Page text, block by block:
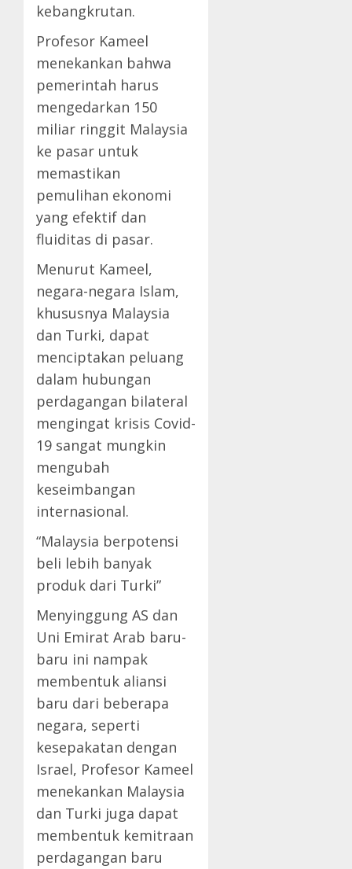
kebangkrutan.
Profesor Kameel
menekankan bahwa
pemerintah harus
mengedarkan 150
miliar ringgit Malaysia
ke pasar untuk
memastikan
pemulihan ekonomi
yang efektif dan
fluiditas di pasar.
Menurut Kameel,
negara-negara Islam,
khususnya Malaysia
dan Turki, dapat
menciptakan peluang
dalam hubungan
perdagangan bilateral
mengingat krisis Covid-
19 sangat mungkin
mengubah
keseimbangan
internasional.
“Malaysia berpotensi
beli lebih banyak
produk dari Turki”
Menyinggung AS dan
Uni Emirat Arab baru-
baru ini nampak
membentuk aliansi
baru dari beberapa
negara, seperti
kesepakatan dengan
Israel, Profesor Kameel
menekankan Malaysia
dan Turki juga dapat
membentuk kemitraan
perdagangan baru